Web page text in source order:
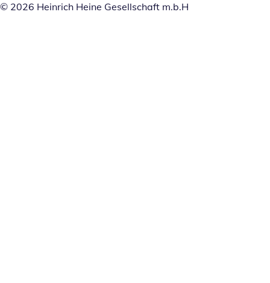
© 2026 Heinrich Heine Gesellschaft m.b.H